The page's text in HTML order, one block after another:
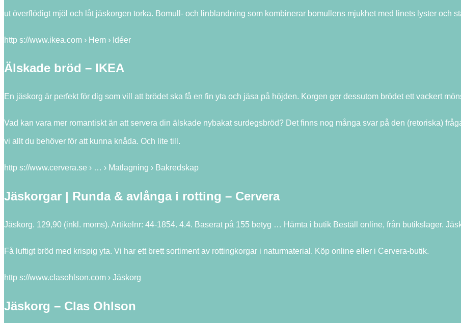
ut överflödigt mjöl och låt jäskorgen torka. Bomull- och linblandning som kombinerar bomullens mjukhet med linets lyster och
http s://www.ikea.com › Hem › Idéer
Älskade bröd – IKEA
En jäskorg är perfekt för dig som vill att brödet ska få en fin yta och jäsa på höjden. Korgen ger dessutom brödet ett vackert
Vad kan vara mer romantiskt än att servera din älskade nybakat surdegsbröd? Det finns nog många svar på den (retoriska)
vi allt du behöver för att kunna knåda. Och lite till.
http s://www.cervera.se › … › Matlagning › Bakredskap
Jäskorgar | Runda & avlånga i rotting – Cervera
Jäskorg. 129,90 (inkl. moms). Artikelnr: 44-1854. 4.4. Baserat på 155 betyg … Hämta i butik Beställ online, från butikslager.
Få luftigt bröd med krispig yta. Vi har ett brett sortiment av rottingkorgar i naturmaterial. Köp online eller i Cervera-butik.
http s://www.clasohlson.com › Jäskorg
Jäskorg – Clas Ohlson